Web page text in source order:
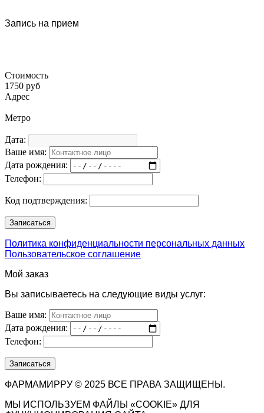
Запись на прием
Стоимость
1750 руб
Адрес
Метро
Дата:
Ваше имя:
Дата рождения:
Телефон:
Код подтверждения:
Политика конфиденциальности персональных данных
Пользовательское соглашение
Мой заказ
Вы записываетесь на следующие виды услуг:
Ваше имя:
Дата рождения:
Телефон:
ФАРМАМИРРУ © 2025 ВСЕ ПРАВА ЗАЩИЩЕНЫ.
МЫ ИСПОЛЬЗУЕМ ФАЙЛЫ «COOKIE» ДЛЯ